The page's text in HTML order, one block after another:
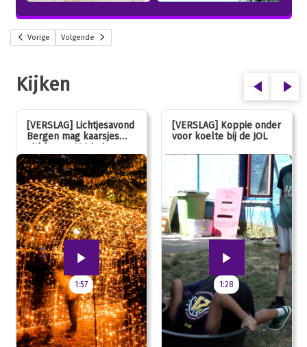
Vorige Volgende
Kijken
[VERSLAG] Lichtjesavond
Bergen mag kaarsjes
uitblazen: 100 jarig
jubileum!
1:57
[VERSLAG] Koppie onder
voor koelte bij de JOL
1:28